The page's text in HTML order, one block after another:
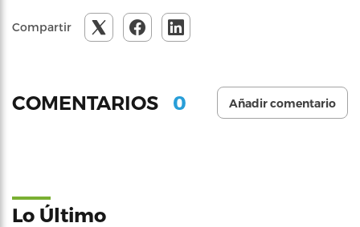
Compartir
COMENTARIOS 0 Añadir comentario
Lo Último